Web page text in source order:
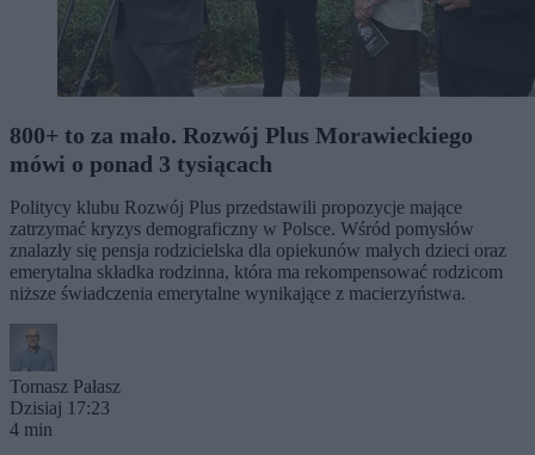
800+ to za mało. Rozwój Plus Morawieckiego
mówi o ponad 3 tysiącach
Politycy klubu Rozwój Plus przedstawili propozycje mające
zatrzymać kryzys demograficzny w Polsce. Wśród pomysłów
znalazły się pensja rodzicielska dla opiekunów małych dzieci oraz
emerytalna składka rodzinna, która ma rekompensować rodzicom
niższe świadczenia emerytalne wynikające z macierzyństwa.
Tomasz Pałasz
Dzisiaj 17:23
4 min